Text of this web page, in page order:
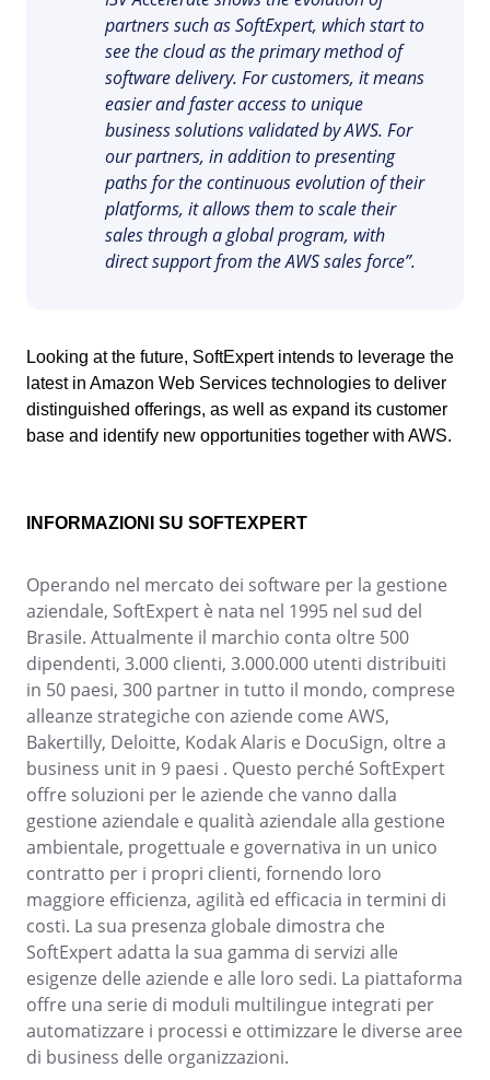
Servizi e Consulenza
Servizi Sanitari
Trasporto e Logistica
Commercio al dettaglio, all’ingrosso e distribuzione
ISO 27001
IATF 16949
ISO 22000
ISO 42001
ISO 50001
ISO 14001
ISO 15189
Six Sigma
PMBOK
CBOK
ISO 19011
AS9100
ISO 22301
ISO 26000
ITIL
COBIT
ISO 10015
ISO 37001
ISO 13485
ISO 45001
ISO 20000
ISO 31000
FDA 21 CFR Part 11
FDA 21 CFR Part 820
GDPR
SOX
Consulenza e Impianto
Training
Outsourcing
Storeroom
partners such as SoftExpert, which start to
see the cloud as the primary method of
software delivery. For customers, it means
easier and faster access to unique
business solutions validated by AWS. For
our partners, in addition to presenting
paths for the continuous evolution of their
platforms, it allows them to scale their
sales through a global program, with
direct support from the AWS sales force”.
Looking at the future, SoftExpert intends to leverage the
latest in Amazon Web Services technologies to deliver
distinguished offerings, as well as expand its customer
base and identify new opportunities together with AWS.
INFORMAZIONI SU SOFTEXPERT
Operando nel mercato dei software per la gestione
aziendale, SoftExpert è nata nel 1995 nel sud del
Brasile. Attualmente il marchio conta oltre 500
dipendenti, 3.000 clienti, 3.000.000 utenti distribuiti
in 50 paesi, 300 partner in tutto il mondo, comprese
alleanze strategiche con aziende come AWS,
Bakertilly, Deloitte, Kodak Alaris e DocuSign, oltre a
business unit in 9 paesi . Questo perché SoftExpert
offre soluzioni per le aziende che vanno dalla
gestione aziendale e qualità aziendale alla gestione
ambientale, progettuale e governativa in un unico
contratto per i propri clienti, fornendo loro
maggiore efficienza, agilità ed efficacia in termini di
costi. La sua presenza globale dimostra che
SoftExpert adatta la sua gamma di servizi alle
esigenze delle aziende e alle loro sedi. La piattaforma
offre una serie di moduli multilingue integrati per
automatizzare i processi e ottimizzare le diverse aree
di business delle organizzazioni.